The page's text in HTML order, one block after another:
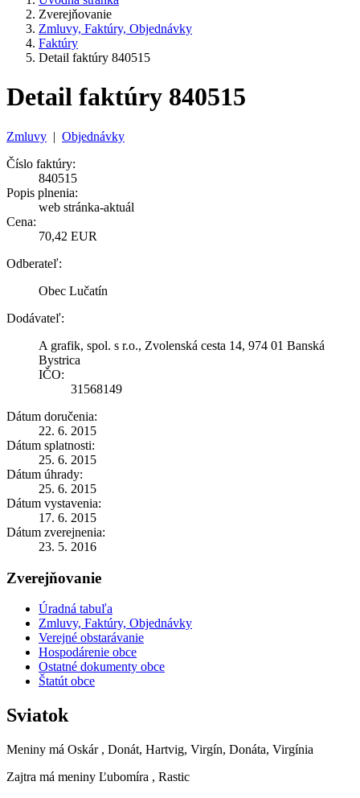
Zverejňovanie
Zmluvy, Faktúry, Objednávky
Faktúry
Detail faktúry 840515
Detail faktúry 840515
Zmluvy | Objednávky
Číslo faktúry:
840515
Popis plnenia:
web stránka-aktuál
Cena:
70,42 EUR
Odberateľ:
Obec Lučatín
Dodávateľ:
A grafik, spol. s r.o., Zvolenská cesta 14, 974 01 Banská
Bystrica
IČO:
31568149
Dátum doručenia:
22. 6. 2015
Dátum splatnosti:
25. 6. 2015
Dátum úhrady:
25. 6. 2015
Dátum vystavenia:
17. 6. 2015
Dátum zverejnenia:
23. 5. 2016
Zverejňovanie
Úradná tabuľa
Zmluvy, Faktúry, Objednávky
Verejné obstarávanie
Hospodárenie obce
Ostatné dokumenty obce
Štatút obce
Sviatok
Meniny má Oskár , Donát, Hartvig, Virgín, Donáta, Virgínia
Zajtra má meniny Ľubomíra , Rastic